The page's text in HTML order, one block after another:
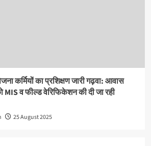
कर्मियों का प्रशिक्षण जारी गढ़वा: आवास
MIS व फील्ड वेरिफिकेशन की दी जा रही
25 August 2025